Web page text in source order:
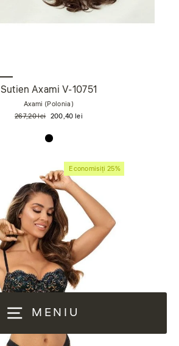
MENIU
Sutien Axami V-10751
Axami (Polonia)
Preț
267,20 lei Preț
vânzare
200,40 lei
Economisiți 25%